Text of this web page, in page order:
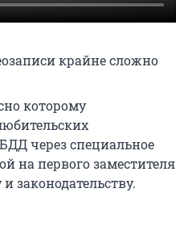
крайне сложно
которому
через специальное
на первого заместителя
законодательству.